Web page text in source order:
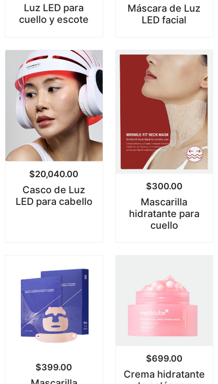
Luz LED para
cuello y escote
Máscara de Luz
LED facial
$20,040.00
Casco de Luz
LED para cabello
$300.00
Mascarilla
hidratante para
cuello
$399.00
$699.00
Crema hidratante